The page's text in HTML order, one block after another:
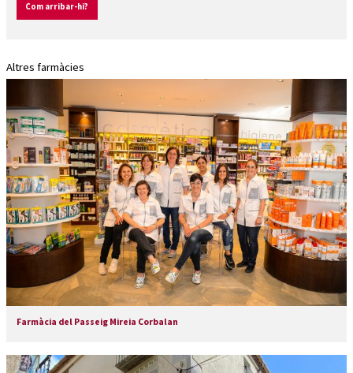
Com arribar-hi?
Altres farmàcies
Farmàcia del Passeig Mireia Corbalan